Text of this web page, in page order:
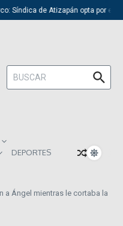
Síndica de Atizapán opta por el
Buscar:
DEPORTES
a Ángel mientras le cortaba la